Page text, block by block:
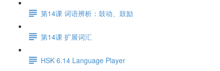
第14课 词语辨析：鼓动、鼓励
第14课 扩展词汇
HSK 6.14 Language Player